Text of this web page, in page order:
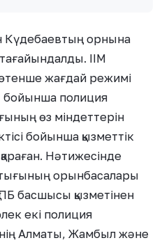
Күдебаевтың орнына
ІІМ
жағдай режимі
бойынша полиция
өз міндеттерін
бойынша қызметтік
Нәтижесінде
орынбасалары
ПБ басшысы қызметінен
екі полиция
Алматы, Жамбыл және